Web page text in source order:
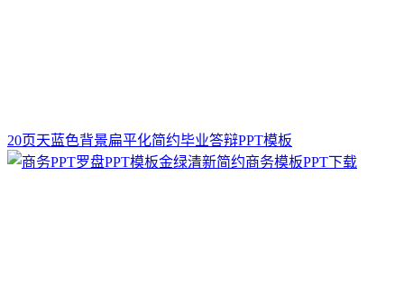
20页天蓝色背景扁平化简约毕业答辩PPT模板